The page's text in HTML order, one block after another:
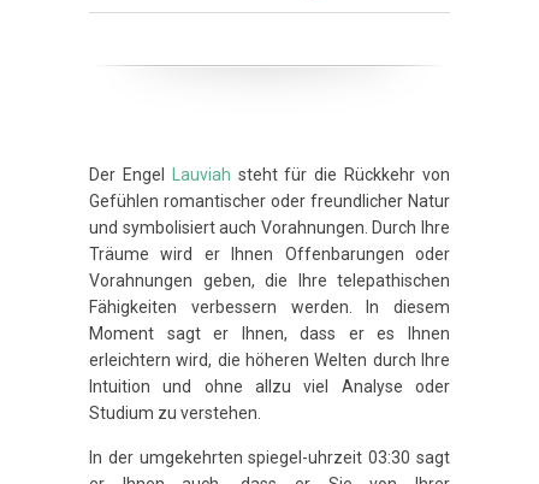
Der Engel Lauviah steht für die Rückkehr von
Gefühlen romantischer oder freundlicher Natur
und symbolisiert auch Vorahnungen. Durch Ihre
Träume wird er Ihnen Offenbarungen oder
Vorahnungen geben, die Ihre telepathischen
Fähigkeiten verbessern werden. In diesem
Moment sagt er Ihnen, dass er es Ihnen
erleichtern wird, die höheren Welten durch Ihre
Intuition und ohne allzu viel Analyse oder
Studium zu verstehen.
In der umgekehrten spiegel-uhrzeit 03:30 sagt